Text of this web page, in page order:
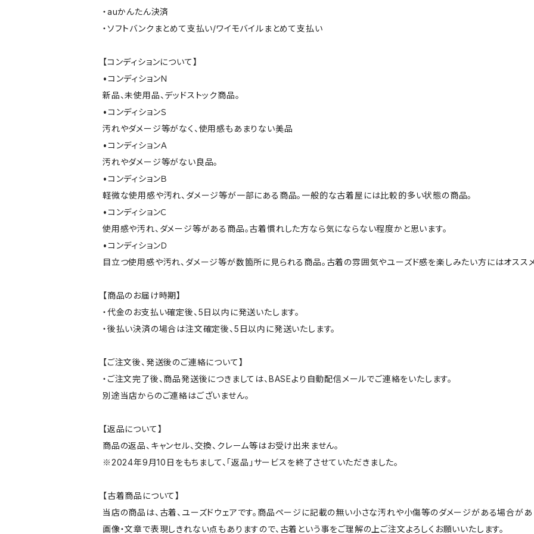
・auかんたん決済
・ソフトバンクまとめて支払い/ワイモバイルまとめて支払い
【コンディションについて】
•コンディションＮ
新品、未使用品、デッドストック商品。
•コンディションＳ
汚れやダメージ等がなく、使用感もあまりない美品
•コンディションＡ
汚れやダメージ等がない良品。
•コンディションＢ
軽微な使用感や汚れ、ダメージ等が一部にある商品。一般的な古着屋には比較的多い状態の商品。
•コンディションＣ
使用感や汚れ、ダメージ等がある商品。古着慣れした方なら気にならない程度かと思います。
•コンディションＤ
目立つ使用感や汚れ、ダメージ等が数箇所に見られる商品。古着の雰囲気やユーズド感を楽しみたい方にはオスス
【商品のお届け時期】
・代金のお支払い確定後、5日以内に発送いたします。
・後払い決済の場合は注文確定後、5日以内に発送いたします。
【ご注文後、発送後のご連絡について】
・ご注文完了後、商品発送後につきましては、BASEより自動配信メールでご連絡をいたします。
別途当店からのご連絡はございません。
【返品について】
商品の返品、キャンセル、交換、クレーム等はお受け出来ません。
※2024年9月10日をもちまして、「返品」サービスを終了させていただきました。
【古着商品について】
当店の商品は、古着、ユーズドウェアです。商品ページに記載の無い小さな汚れや小傷等のダメージがある場合があ
画像・文章で表現しきれない点もありますので、古着という事をご理解の上ご注文よろしくお願いいたします。